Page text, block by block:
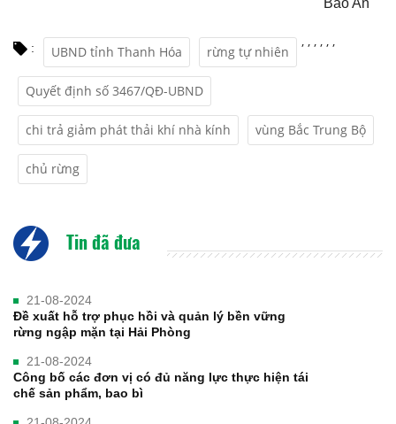
: UBND tỉnh Thanh Hóa
,
rừng tự nhiên
,
Quyết định số 3467/QĐ-UBND
,
chi trả giảm phát thải khí nhà kính
,
vùng Bắc Trung Bộ
,
chủ rừng
,
Tin đã đưa
21-08-2024
Đề xuất hỗ trợ phục hồi và quản lý bền vững
rừng ngập mặn tại Hải Phòng
21-08-2024
Công bố các đơn vị có đủ năng lực thực hiện tái
chế sản phẩm, bao bì